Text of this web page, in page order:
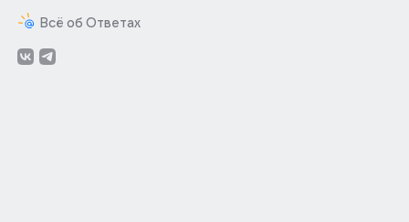
Всё об Ответах